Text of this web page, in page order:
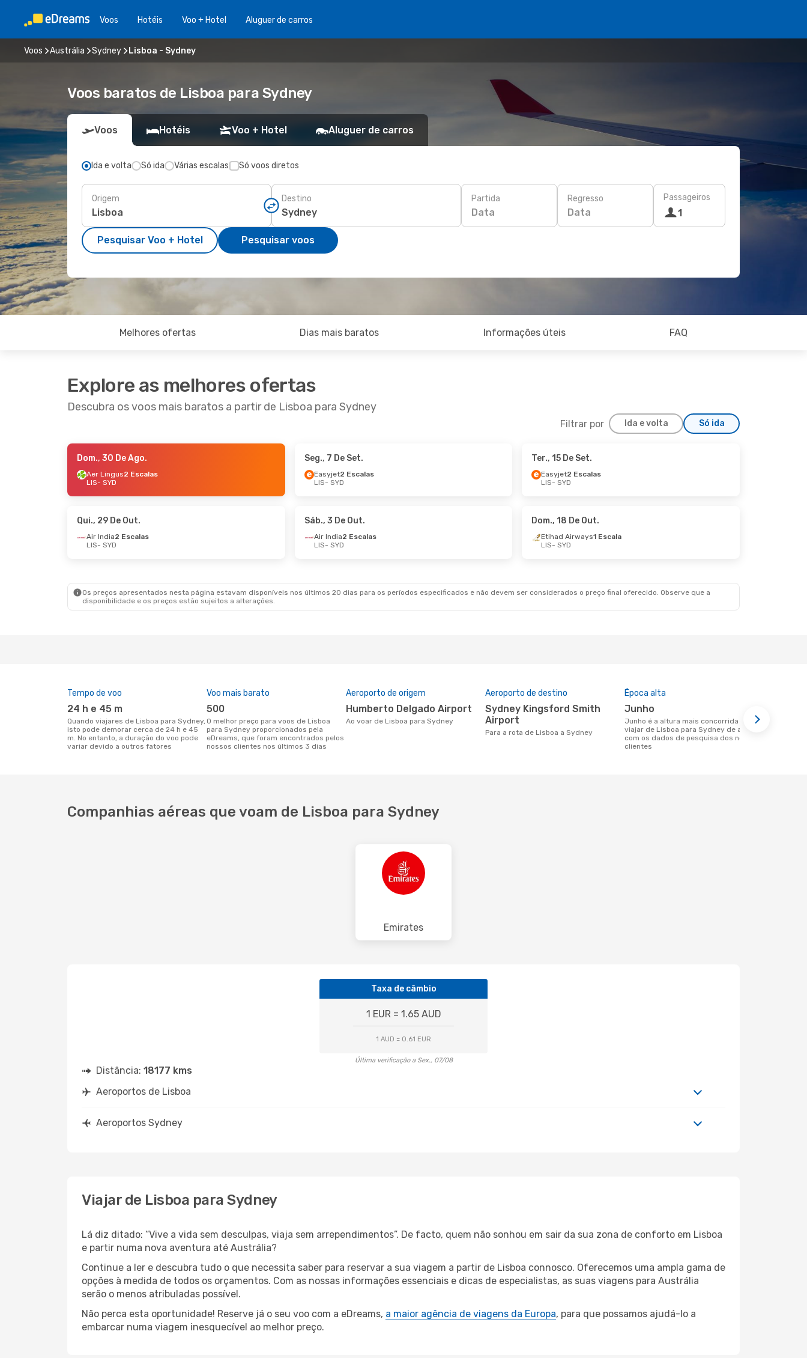
Voos Hotéis Voo + Hotel Aluguer de carros
Voos Austrália Sydney Lisboa - Sydney
Voos baratos de Lisboa para Sydney
Voos Hotéis Voo + Hotel Aluguer de carros
Ida e volta Só ida Várias escalas Só voos diretos
Origem Destino Partida
Data
Regresso
Data
Passageiros
1
Pesquisar Voo + Hotel Pesquisar voos
Melhores ofertas Dias mais baratos Informações úteis FAQ
Explore as melhores ofertas
Descubra os voos mais baratos a partir de Lisboa para Sydney
Filtrar por Ida e volta Só ida
- Qua., 2 De Set. - Seg., 14 De Set.
3 Escalas
- Seg., 21 De Set.
Etihad Airways
1 Escala
Etihad Airways
1 Escala
SYD- LIS
Etihad Airways
1 Escala
SYD- LIS
Dom., 30 De Ago.
Aer Lingus2 Escalas
LIS- SYD
Seg., 7 De Set.
Easyjet2 Escalas
LIS- SYD
Ter., 15 De Set.
Easyjet2 Escalas
LIS- SYD
Qui., 29 De Out.
Air India2 Escalas
LIS- SYD
Sáb., 3 De Out.
Air India2 Escalas
LIS- SYD
Dom., 18 De Out.
Etihad Airways1 Escala
LIS- SYD
Os preços apresentados nesta página estavam disponíveis nos últimos 20 dias para os períodos especificados e não devem ser considerados o preço final oferecido. Observe que a
disponibilidade e os preços estão sujeitos a alterações.
Tempo de voo
24 h e 45 m
Quando viajares de Lisboa para Sydney,
isto pode demorar cerca de 24 h e 45
m. No entanto, a duração do voo pode
variar devido a outros fatores
Voo mais barato
500
O melhor preço para voos de Lisboa
para Sydney proporcionados pela
eDreams, que foram encontrados pelos
nossos clientes nos últimos 3 dias
Aeroporto de origem
Humberto Delgado Airport
Ao voar de Lisboa para Sydney
Aeroporto de destino
Sydney Kingsford Smith
Airport
Para a rota de Lisboa a Sydney
Época alta
junho
junho é a altura mais concorrida para
viajar de Lisboa para Sydney de acordo
com os dados de pesquisa dos nossos
clientes
Companhias aéreas que voam de Lisboa para Sydney
Emirates
Taxa de câmbio
1 EUR = 1.65 AUD
1 AUD = 0.61 EUR
Última verificação a Sex., 07/08
Distância: 18177 kms
Aeroportos de Lisboa
Aeroportos Sydney
Viajar de Lisboa para Sydney
Lá diz ditado: “Vive a vida sem desculpas, viaja sem arrependimentos”. De facto, quem não sonhou em sair da sua zona de conforto em Lisboa
e partir numa nova aventura até Austrália?
Continue a ler e descubra tudo o que necessita saber para reservar a sua viagem a partir de Lisboa connosco. Oferecemos uma ampla gama de
opções à medida de todos os orçamentos. Com as nossas informações essenciais e dicas de especialistas, as suas viagens para Austrália
serão o menos atribuladas possível.
Não perca esta oportunidade! Reserve já o seu voo com a eDreams, a maior agência de viagens da Europa, para que possamos ajudá-lo a
embarcar numa viagem inesquecível ao melhor preço.